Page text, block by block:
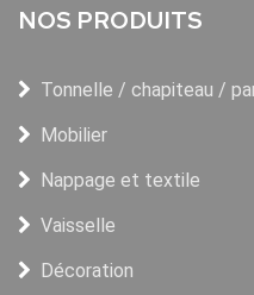
NOS PRODUITS
Tonnelle / chapiteau /
Mobilier
Nappage et textile
Vaisselle
Décoration